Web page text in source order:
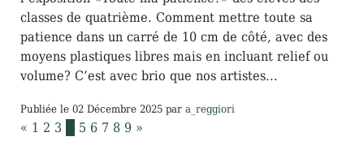
classes de quatrième. Comment mettre toute sa
patience dans un carré de 10 cm de côté, avec des
moyens plastiques libres mais en incluant relief ou
volume? C’est avec brio que nos artistes...
Publiée le 02 Décembre 2025 par a_reggiori
« 1 2 3 5 6 7 8 9 »